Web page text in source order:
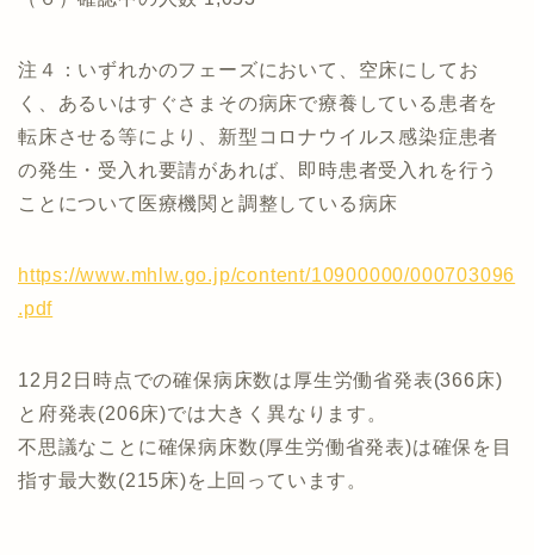
注４：いずれかのフェーズにおいて、空床にしてお
く、あるいはすぐさまその病床で療養している患者を
転床させる等により、新型コロナウイルス感染症患者
の発生・受入れ要請があれば、即時患者受入れを行う
ことについて医療機関と調整している病床
https://www.mhlw.go.jp/content/10900000/000703096
.pdf
12月2日時点での確保病床数は厚生労働省発表(366床)
と府発表(206床)では大きく異なります。
不思議なことに確保病床数(厚生労働省発表)は確保を目
指す最大数(215床)を上回っています。